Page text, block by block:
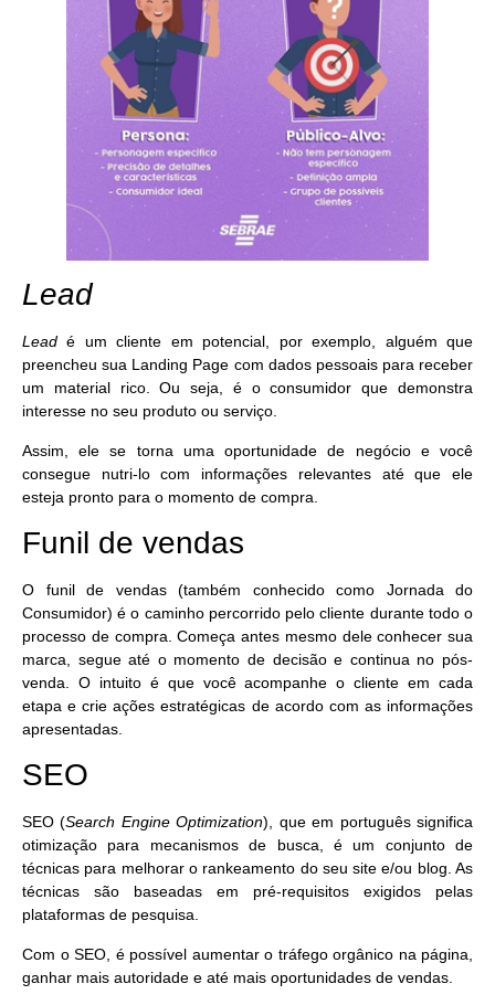
Lead
Lead é umcliente em potencial, por exemplo, alguém que
preencheu sua Landing Page com dados pessoais para receber
um material rico. Ou seja, é o consumidor que demonstra
interesse no seu produto ou serviço.
Assim, ele se torna umaoportunidade de negócioe você
consegue nutri-lo com informações relevantes até que ele
esteja pronto para o momento de compra.
Funil de vendas
O funil de vendas (também conhecido como Jornada do
Consumidor) é o caminho percorrido pelo cliente durante todo o
processo de compra . Começa antes mesmo dele conhecer sua
marca, segue até o momento de decisão e continua no pós-
venda. O intuito é que você acompanhe o cliente em cada
etapa e crie ações estratégicas de acordo com as informações
apresentadas.
SEO
SEO (Search Engine Optimization), que em português significa
otimização para mecanismos de busca, é um conjunto de
técnicas para melhorar o rankeamento do seu site e/ou blog. As
técnicas são baseadas em pré-requisitos exigidos pelas
plataformas de pesquisa.
Com o SEO, é possível aumentar o tráfego orgânico na página
ganhar mais autoridade e até mais oportunidades de vendas.